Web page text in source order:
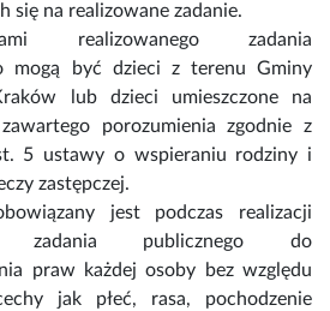
się na realizowane zadanie.
realizowanego zadania
mogą być dzieci z terenu Gminy
lub dzieci umieszczone na
porozumienia zgodnie z
5 ustawy o wspieraniu rodziny i
zastępczej.
jest podczas realizacji
zadania publicznego do
praw każdej osoby bez względu
jak płeć, rasa, pochodzenie